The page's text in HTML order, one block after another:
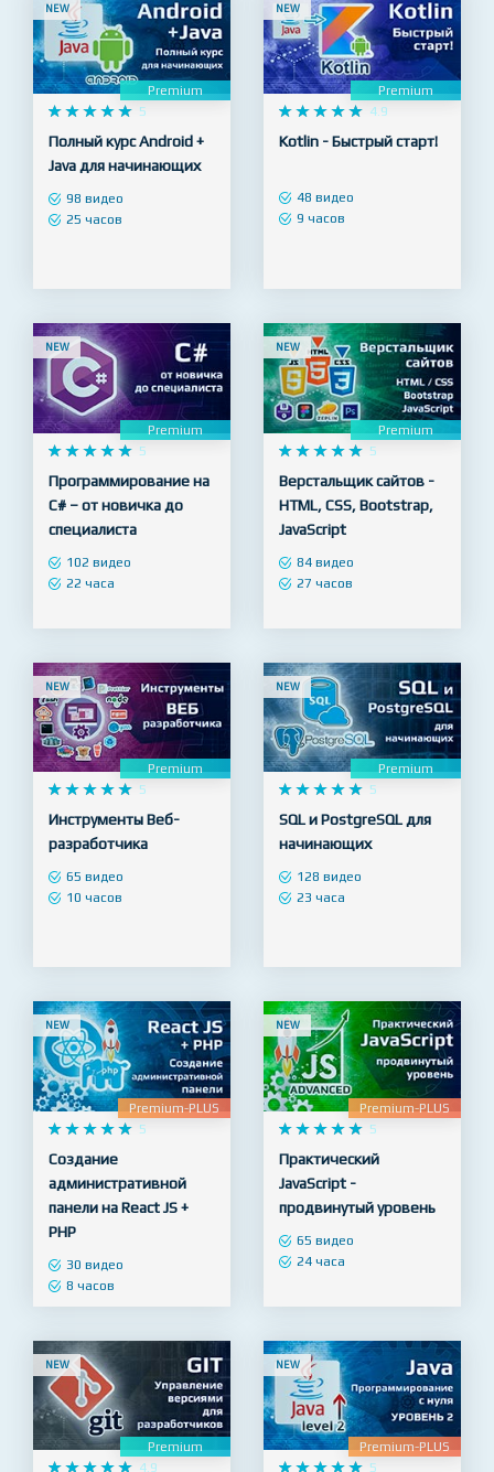
NEW
    
     5
Полный курс Android +
Java для начинающих
NEW
Premium
Kotlin - Быстрый старт!
NEW
Premium

  
    5
Программирование на
C# – от новичка до
специалиста
NEW
Premium
    
     5
Верстальщик сайтов -
HTML, CSS, Bootstrap,
JavaScript
NEW
    
     5
Инструменты Веб-
разработчика
NEW
Premium
    
     5
SQL и PostgreSQL для
начинающих
NEW
    
     5
панели на React JS +
PHP
8 часов
NEW
Premium-PLUS
   
   
Практический
JavaScript -
продвинутый уровень
NEW NEW